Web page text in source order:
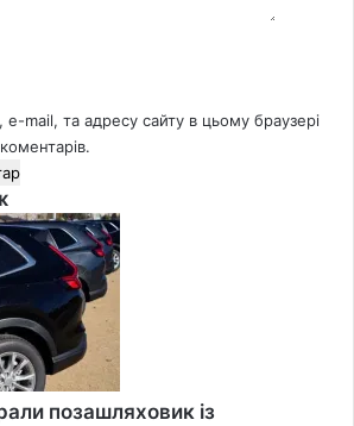
mail, та адресу сайту в цьому браузері
позашляховик із